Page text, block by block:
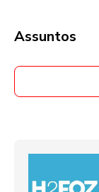
Assuntos